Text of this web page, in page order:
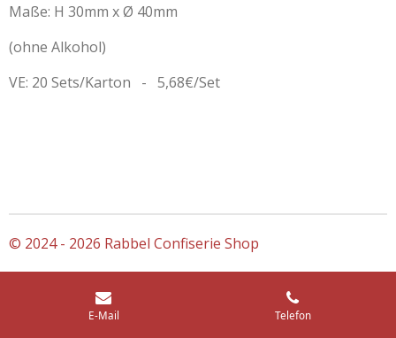
Maße: H 30mm x Ø 40mm
(ohne Alkohol)
VE: 20 Sets/Karton - 5,68€/Set
© 2024 - 2026 Rabbel Confiserie Shop
E-Mail Telefon